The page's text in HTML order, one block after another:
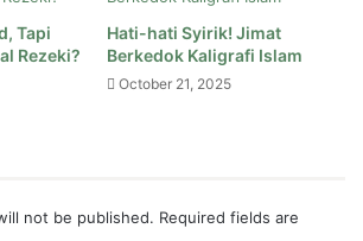
Tapi
Rezeki?
Hati-hati Syirik! Jimat
Berkedok Kaligrafi Islam
October 21, 2025
not be published. Required fields are